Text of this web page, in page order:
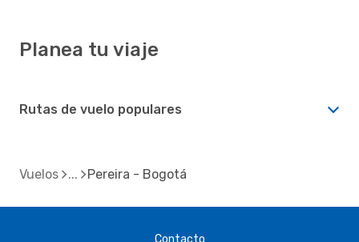
Planea tu viaje
Rutas de vuelo populares
Vuelos Pereira - Bogotá
Contacto